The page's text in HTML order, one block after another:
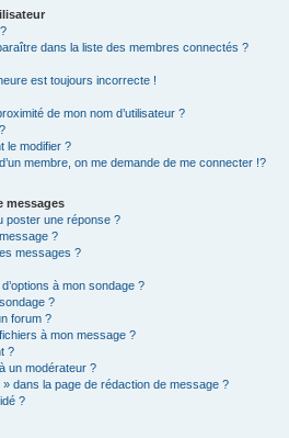
dans la liste des membres connectés ?
est toujours incorrecte !
de mon nom d’utilisateur ?
le modifier ?
membre, on me demande de me connecter !?
messages
poster une réponse ?
?
messages ?
à mon sondage ?
?
forum ?
à mon message ?
?
un modérateur ?
dans la page de rédaction de message ?
?